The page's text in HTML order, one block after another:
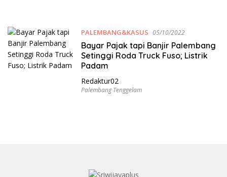
PALEMBANG&KASUS 05/10/2022
Bayar Pajak tapi Banjir Palembang
Setinggi Roda Truck Fuso; Listrik
Padam
Redaktur02
Palembang Tenggelam